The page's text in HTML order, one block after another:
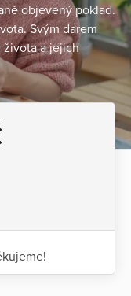
objevený poklad.
Svým darem
a jejich